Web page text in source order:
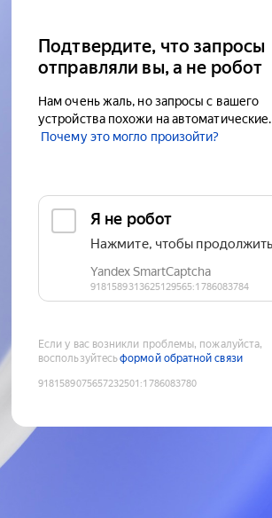
Подтвердите, что запросы
отправляли вы, а не робот
Нам очень жаль, но запросы с вашего
устройства похожи на автоматические.
Почему это могло произойти?
Если у вас возникли проблемы, пожалуйста,
воспользуйтесьформой обратной связи
9181589075657232501 :1786083780